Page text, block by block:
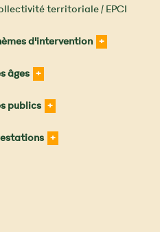
territoriale / EPCI
d'intervention
âges
publics